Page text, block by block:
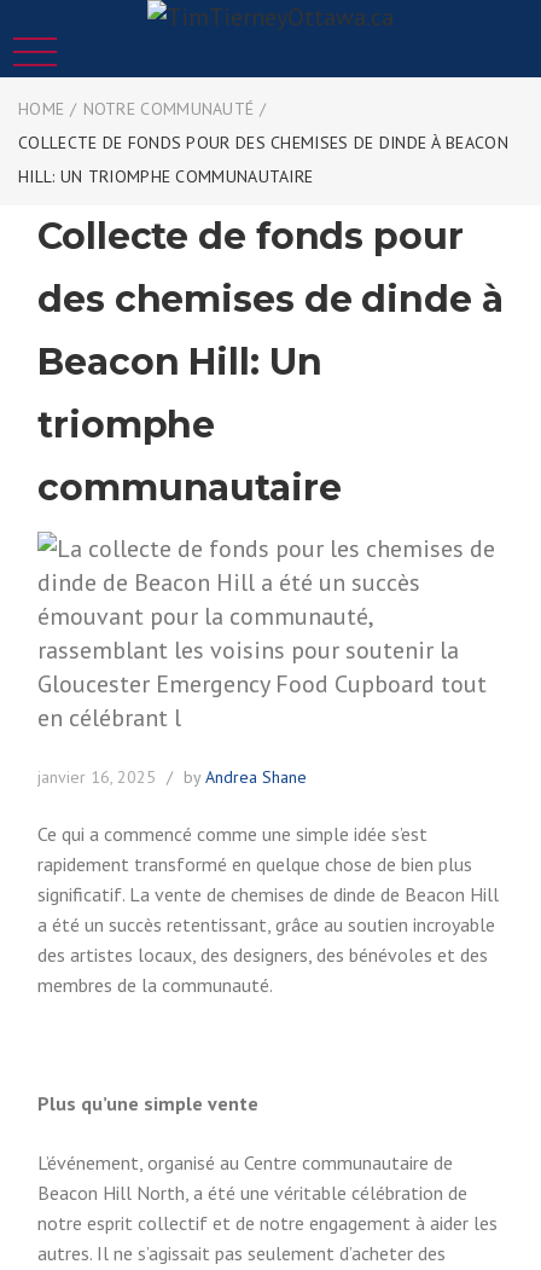
HOME / NOTRE COMMUNAUTÉ /
COLLECTE DE FONDS POUR DES CHEMISES DE DINDE À BEACON
HILL: UN TRIOMPHE COMMUNAUTAIRE
Collecte de fonds pour
des chemises de dinde à
Beacon Hill: Un
triomphe
communautaire
janvier 16, 2025 by Andrea Shane
Ce qui a commencé comme une simple idée s’est
rapidement transformé en quelque chose de bien plus
significatif. La vente de chemises de dinde de Beacon Hill
a été un succès retentissant, grâce au soutien incroyable
des artistes locaux, des designers, des bénévoles et des
membres de la communauté.
Plus qu’une simple vente
L’événement, organisé au Centre communautaire de
Beacon Hill North, a été une véritable célébration de
notre esprit collectif et de notre engagement à aider les
autres. Il ne s’agissait pas seulement d’acheter des